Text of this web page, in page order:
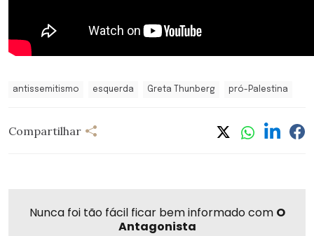
antissemitismo esquerda Greta Thunberg pró-Palestina
Compartilhar
Nunca foi tão fácil ficar bem informado com O
Antagonista